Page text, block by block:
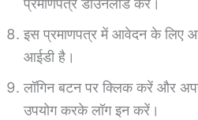
प्रमाणपत्र डाउनलोड करें।
इस प्रमाणपत्र में आवेदन के लिए
आईडी है।
लॉगिन बटन पर क्लिक करें और
उपयोग करके लॉग इन करें।